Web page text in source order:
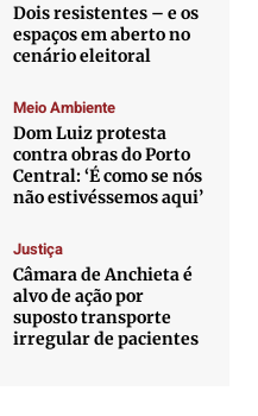
Dois resistentes – e os
espaços em aberto no
cenário eleitoral
Meio Ambiente
Dom Luiz protesta
contra obras do Porto
Central: ‘É como se nós
não estivéssemos aqui’
Justiça
Câmara de Anchieta é
alvo de ação por
suposto transporte
irregular de pacientes